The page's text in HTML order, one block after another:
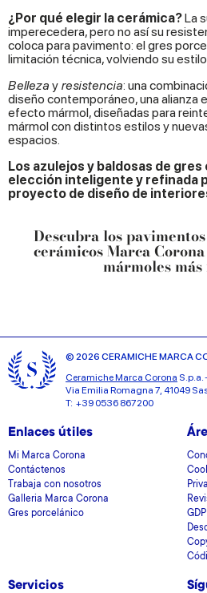
¿Por qué elegir la cerámica?La
imperecedera, pero no así su
coloca para pavimento: el gres
limitación técnica, volviendo su
Belleza y resistencia: una
diseño contemporáneo, una alianza
efecto mármol, diseñadas para
mármol con distintos estilos y
espacios.
Los azulejos y baldosas de
elección inteligente y refinada
proyecto de diseño de
Descubra los
cerámicos Marca
mármoles más
© 2026 CERAMICHE MARCA
Ceramiche Marca Corona S.p.a.
Via Emilia Romagna 7, 41049
T: +39 0536 867200
Enlaces útiles
Mi Marca Corona
Contáctenos
Trabaja con nosotros
Galleria Marca Corona
Gres porcelánico
Servicios